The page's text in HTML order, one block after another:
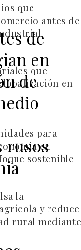
de
en
de
rusos
que
antes de
que
en
para
en
sostenible
la
y reduce
rural mediante